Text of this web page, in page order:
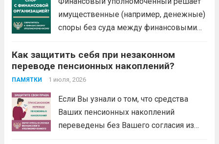
имущественные (например, денежные)
споры без суда между финансовыми
физическими лицами. Это
обязательный порядок решения споров
по закону. Не нужно терять время и
процедура бесплатная: от приема...
Как защитить себя при незаконном
переводе пенсионных накоплений?
ПАМЯТКИ 1 июля, 2026
Если Вы узнали о том, что средства
Ваших пенсионных накоплений
переведены без Вашего согласия из